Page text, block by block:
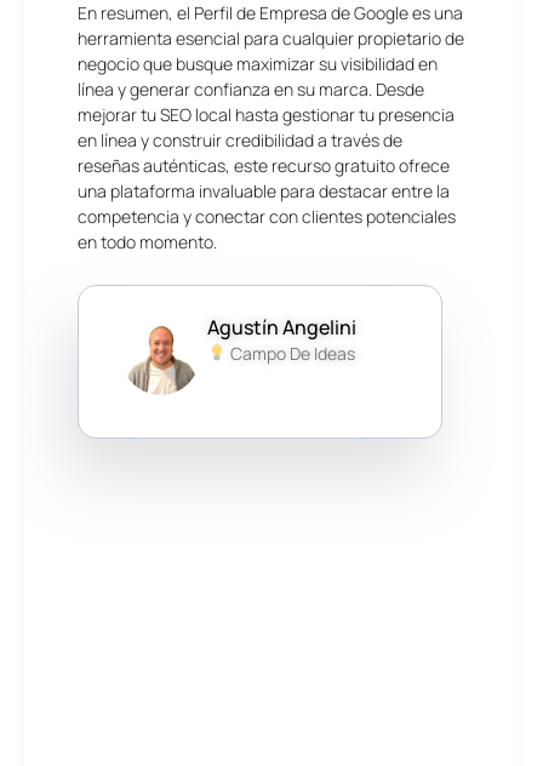
En resumen, el Perfil de Empresa de Google es una
herramienta esencial para cualquier propietario de
negocio que busque maximizar su visibilidad en
línea y generar confianza en su marca. Desde
mejorar tu SEO local hasta gestionar tu presencia
en línea y construir credibilidad a través de
reseñas auténticas, este recurso gratuito ofrece
una plataforma invaluable para destacar entre la
competencia y conectar con clientes potenciales
en todo momento.
Agustín Angelini
Campo De Ideas